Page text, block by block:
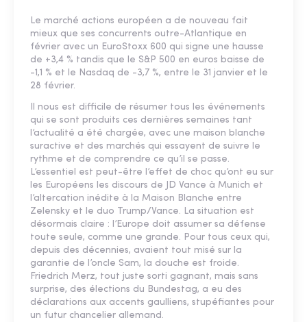
Le marché actions européen a de nouveau fait
mieux que ses concurrents outre-Atlantique en
février avec un EuroStoxx 600 qui signe une hausse
de +3,4 % tandis que le S&P 500 en euros baisse de
-1,1 % et le Nasdaq de -3,7 %, entre le 31 janvier et le
28 février.
Il nous est difficile de résumer tous les événements
qui se sont produits ces dernières semaines tant
l’actualité a été chargée, avec une maison blanche
suractive et des marchés qui essayent de suivre le
rythme et de comprendre ce qu’il se passe.
L’essentiel est peut-être l’effet de choc qu’ont eu sur
les Européens les discours de JD Vance à Munich et
l’altercation inédite à la Maison Blanche entre
Zelensky et le duo Trump/Vance. La situation est
désormais claire : l’Europe doit assumer sa défense
toute seule, comme une grande. Pour tous ceux qui,
depuis des décennies, avaient tout misé sur la
garantie de l’oncle Sam, la douche est froide.
Friedrich Merz, tout juste sorti gagnant, mais sans
surprise, des élections du Bundestag, a eu des
déclarations aux accents gaulliens, stupéfiantes pour
un futur chancelier allemand.